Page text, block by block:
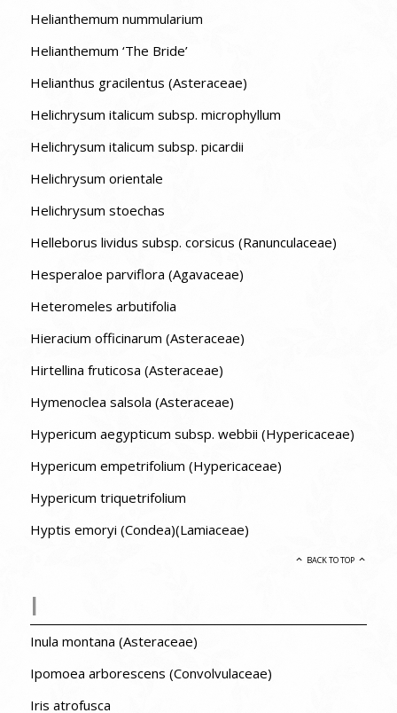
Helianthemum nummularium
Helianthemum ‘The Bride’
Helianthus gracilentus (Asteraceae)
Helichrysum italicum subsp. microphyllum
Helichrysum italicum subsp. picardii
Helichrysum orientale
Helichrysum stoechas
Helleborus lividus subsp. corsicus (Ranunculaceae)
Hesperaloe parviflora (Agavaceae)
Heteromeles arbutifolia
Hieracium officinarum (Asteraceae)
Hirtellina fruticosa (Asteraceae)
Hymenoclea salsola (Asteraceae)
Hypericum aegypticum subsp. webbii (Hypericaceae)
Hypericum empetrifolium (Hypericaceae)
Hypericum triquetrifolium
Hyptis emoryi (Condea)(Lamiaceae)
BACK TO TOP
I
Inula montana (Asteraceae)
Ipomoea arborescens (Convolvulaceae)
Iris atrofusca